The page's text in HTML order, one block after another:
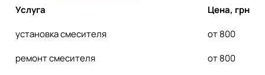
Услуга
Цена, грн
установка смесителя
от 800
ремонт смесителя
от 800